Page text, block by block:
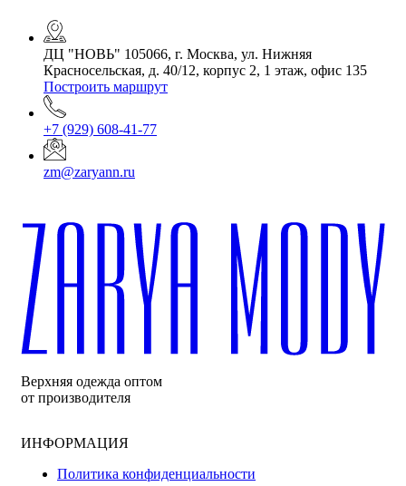
ДЦ "НОВЬ" 105066, г. Москва, ул. Нижняя
Красносельская, д. 40/12, корпус 2, 1 этаж, офис 135
Построить маршрут
+7 (929) 608-41-77
zm@zaryann.ru
Верхняя одежда оптом
от производителя
ИНФОРМАЦИЯ
Политика конфиденциальности